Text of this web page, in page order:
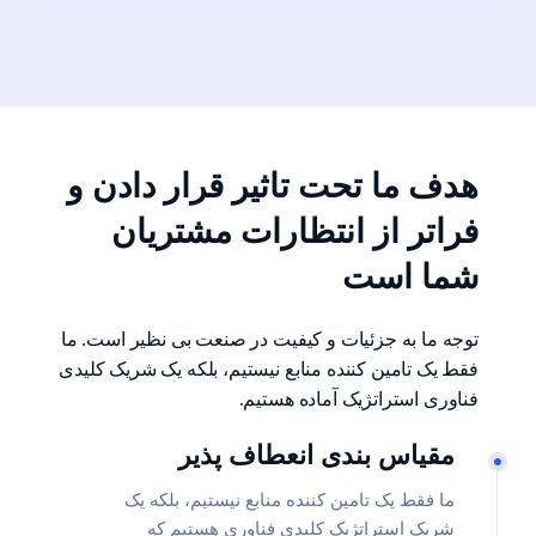
هدف ما تحت تاثیر قرار دادن و
فراتر از انتظارات مشتریان
شما است
توجه ما به جزئیات و کیفیت در صنعت بی نظیر است. ما
فقط یک تامین کننده منابع نیستیم، بلکه یک شریک کلیدی
فناوری استراتژیک آماده هستیم.
مقیاس بندی انعطاف پذیر
ما فقط یک تامین کننده منابع نیستیم، بلکه یک
شریک استراتژیک کلیدی فناوری هستیم که